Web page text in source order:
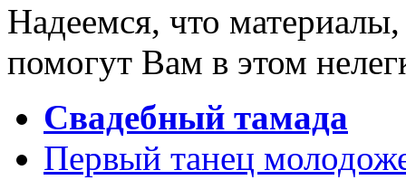
Надеемся, что
помогут Вам в этом
Свадебный тамада
Первый танец